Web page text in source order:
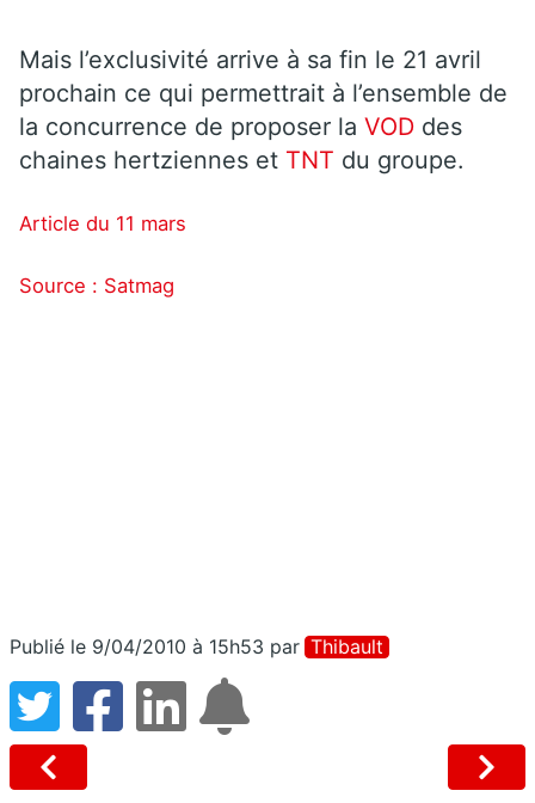
Mais l’exclusivité arrive à sa fin le 21 avril
prochain ce qui permettrait à l’ensemble de
la concurrence de proposer la VOD des
chaines hertziennes et TNT du groupe.
Article du 11 mars
Source : Satmag
Publié le 9/04/2010 à 15h53 par Thibault